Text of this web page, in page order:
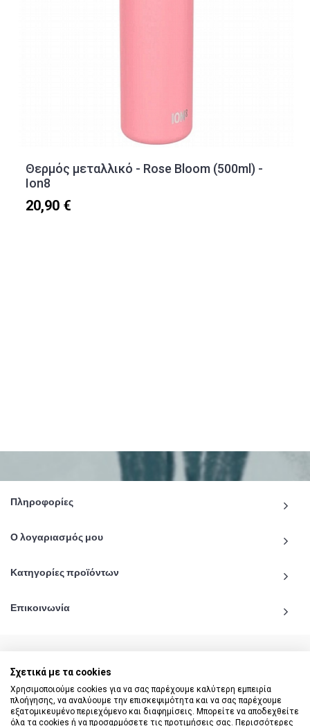
Θερμός μεταλλικό - Rose Bloom (500ml) -
Ion8
20,90 €
Πληροφορίες
Ο λογαριασμός μου
Κατηγορίες προϊόντων
Επικοινωνία
© 2020 - 2026 katiginetai.gr All Rights Reserved.
Σχετικά με τα cookies
Χρησιμοποιούμε cookies για να σας παρέχουμε καλύτερη εμπειρία
πλοήγησης, να αναλύουμε την επισκεψιμότητα και να σας παρέχουμε
εξατομικευμένο περιεχόμενο και διαφημίσεις. Μπορείτε να αποδεχθείτε
όλα τα cookies ή να προσαρμόσετε τις προτιμήσεις σας. Περισσότερες